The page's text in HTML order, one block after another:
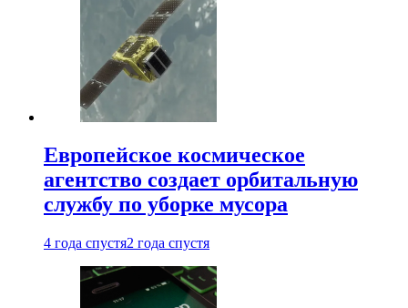
Европейское космическое
агентство создает орбитальную
службу по уборке мусора
4 года спустя2 года спустя